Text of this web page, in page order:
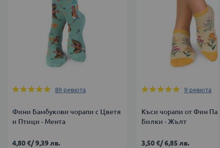
Оценка:
89 ревюта
Фини Бамбукови чорапи с Цветя
и Птици - Мента
4,80 €/9,39 лв.
Оценка:
9 ревюта
Къси чорапи от Фин
Билки - Жълт
3,50 €/6,85 лв.